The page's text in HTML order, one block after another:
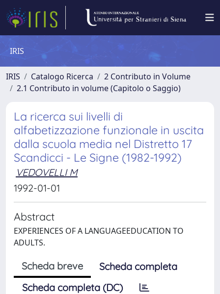
IRIS
IRIS Catalogo Ricerca
2 Contributo in Volume
2.1 Contributo in volume (Capitolo o Saggio)
La ricerca sui livelli di
alfabetizzazione funzionale in uscita
dalla scuola media nel Distretto 17
Scandicci - Le Signe (1982-1992)
VEDOVELLI M
1992-01-01
Abstract
EXPERIENCES OF A LANGUAGEEDUCATION TO
ADULTS.
Scheda breve
Scheda completa
Scheda completa (DC)